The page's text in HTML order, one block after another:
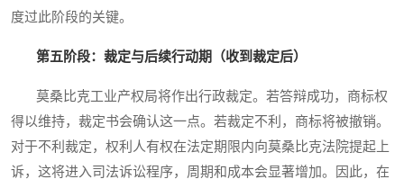
度过此阶段的关键。
第五阶段：裁定与后续行动期（收到裁定后）
莫桑比克工业产权局将作出行政裁定。若答辩成功，商标权
得以维持，裁定书会确认这一点。若裁定不利，商标将被撤销。
对于不利裁定，权利人有权在法定期限内向莫桑比克法院提起上
诉，这将进入司法诉讼程序，周期和成本会显著增加。因此，在